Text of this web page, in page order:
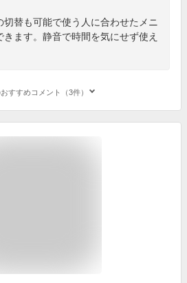
替も可能で使う人に合わせたメニ
きます。静音で時間を気にせず使え
すすめコメント（3件）